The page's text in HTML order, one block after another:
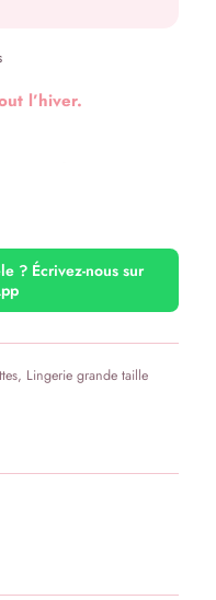
l’hiver.
? Écrivez-nous sur
, Lingerie grande taille